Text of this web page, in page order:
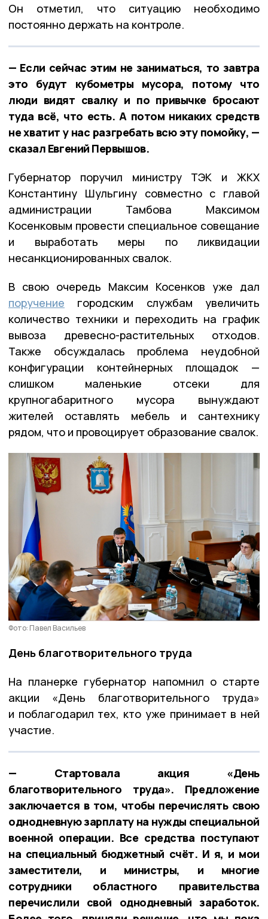
Он отметил, что ситуацию необходимо
постоянно держать на контроле.
— Если сейчас этим не заниматься, то завтра
это будут кубометры мусора, потому что
люди видят свалку и по привычке бросают
туда всё, что есть. А потом никаких средств
не хватит у нас разгребать всю эту помойку, —
сказал Евгений Первышов.
Губернатор поручил министру ТЭК и ЖКХ
Константину Шульгину совместно с главой
администрации Тамбова Максимом
Косенковым провести специальное совещание
и выработать меры по ликвидации
несанкционированных свалок.
В свою очередь Максим Косенков уже дал
поручение городским службам увеличить
количество техники и переходить на график
вывоза древесно-растительных отходов.
Также обсуждалась проблема неудобной
конфигурации контейнерных площадок —
слишком маленькие отсеки для
крупногабаритного мусора вынуждают
жителей оставлять мебель и сантехнику
рядом, что и провоцирует образование свалок.
Фото: Павел Васильев
День благотворительного труда
На планерке губернатор напомнил о старте
акции «День благотворительного труда»
и поблагодарил тех, кто уже принимает в ней
участие.
— Стартовала акция «День
благотворительного труда». Предложение
заключается в том, чтобы перечислять свою
однодневную зарплату на нужды специальной
военной операции. Все средства поступают
на специальный бюджетный счёт. И я, и мои
заместители, и министры, и многие
сотрудники областного правительства
перечислили свой однодневный заработок.